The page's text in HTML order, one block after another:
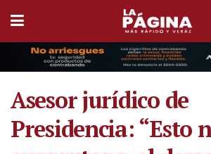
Asesor jurídico de
Presidencia: “Esto